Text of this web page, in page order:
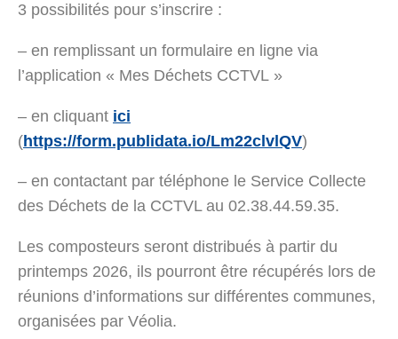
3 possibilités pour s’inscrire :
– en remplissant un formulaire en ligne via
l’application « Mes Déchets CCTVL »
– en cliquant ici
(https://form.publidata.io/Lm22clvlQV)
– en contactant par téléphone le Service Collecte
des Déchets de la CCTVL au 02.38.44.59.35.
Les composteurs seront distribués à partir du
printemps 2026, ils pourront être récupérés lors de
réunions d’informations sur différentes communes,
organisées par Véolia.